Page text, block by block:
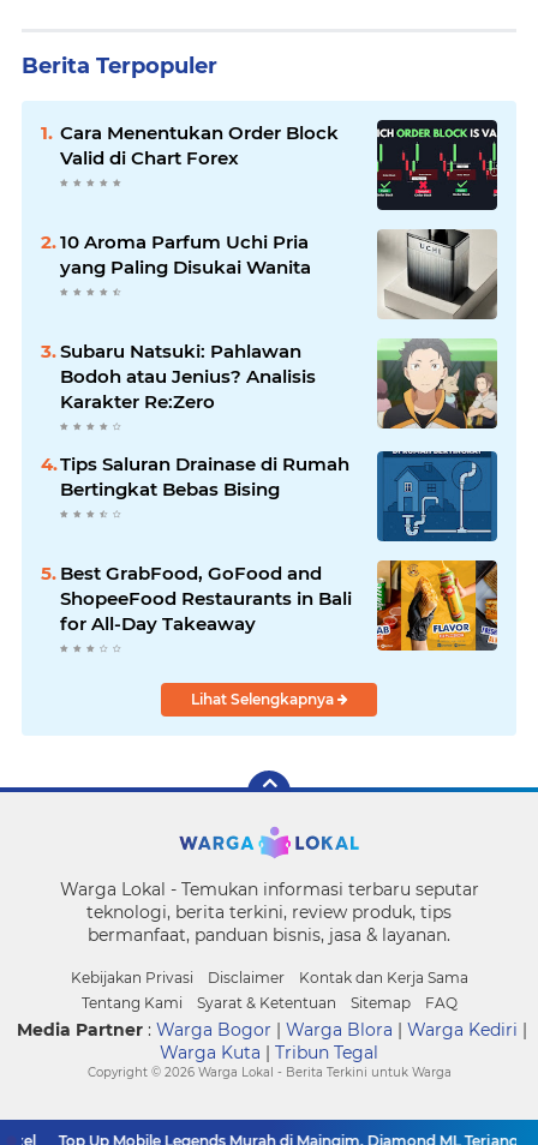
Berita Terpopuler
Cara Menentukan Order Block
Valid di Chart Forex
10 Aroma Parfum Uchi Pria
yang Paling Disukai Wanita
Subaru Natsuki: Pahlawan
Bodoh atau Jenius? Analisis
Karakter Re:Zero
Tips Saluran Drainase di Rumah
Bertingkat Bebas Bising
Best GrabFood, GoFood and
ShopeeFood Restaurants in Bali
for All-Day Takeaway
Lihat Selengkapnya
Warga Lokal - Temukan informasi terbaru seputar
teknologi, berita terkini, review produk, tips
bermanfaat, panduan bisnis, jasa & layanan.
Kebijakan Privasi Disclaimer
Kontak dan Kerja Sama
Tentang Kami
Syarat & Ketentuan Sitemap FAQ
Top Up Mobile Legends Murah di Maingim, Diamond ML Terjangkau
Media Partner: Warga Bogor | Warga Blora | Warga Kediri |
Warga Kuta | Tribun Tegal
Copyright © 2026 Warga Lokal - Berita Terkini untuk Warga